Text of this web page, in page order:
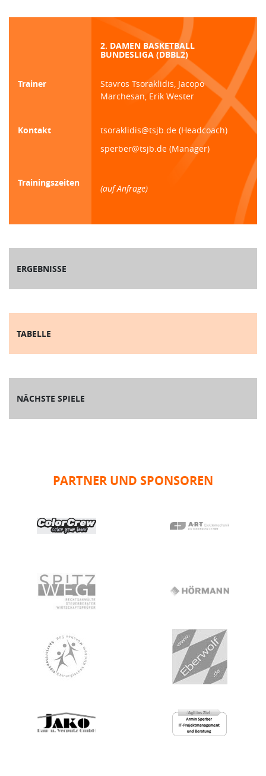
2. DAMEN BASKETBALL
BUNDESLIGA (DBBL2)
Trainer
Stavros Tsoraklidis, Jacopo
Marchesan, Erik Wester
Kontakt
tsoraklidis@tsjb.de (Headcoach)
sperber@tsjb.de (Manager)
Trainingszeiten
(auf Anfrage)
ERGEBNISSE
TABELLE
NÄCHSTE SPIELE
PARTNER UND SPONSOREN